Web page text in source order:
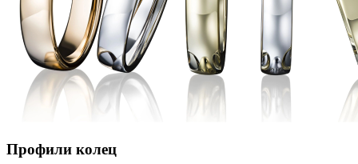
Профили колец